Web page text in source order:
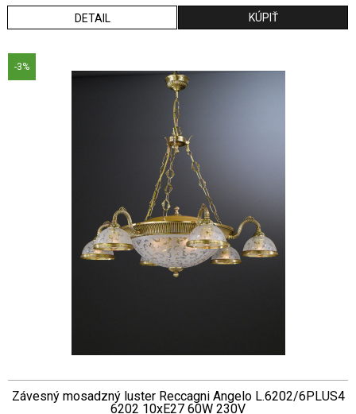
DETAIL
-3%
Závesný mosadzný luster Reccagni Angelo L.6202/6PLUS4
6202 10xE27 60W 230V